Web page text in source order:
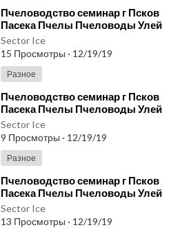
⁣Пчеловодство семинар г Псков
Пасека Пчелы Пчеловоды Улей
Карника Бакфаст Пчелосемья
Часть 2
Sector Ice
15 Просмотры · 12/19/19
Разное
⁣Пчеловодство семинар г Псков
Пасека Пчелы Пчеловоды Улей
Карника Бакфаст Пчелосемья
Часть 4
Sector Ice
9 Просмотры · 12/19/19
Разное
⁣Пчеловодство семинар г Псков
Пасека Пчелы Пчеловоды Улей
Карника Бакфаст Пчелосемья
Часть 7
Sector Ice
13 Просмотры · 12/19/19